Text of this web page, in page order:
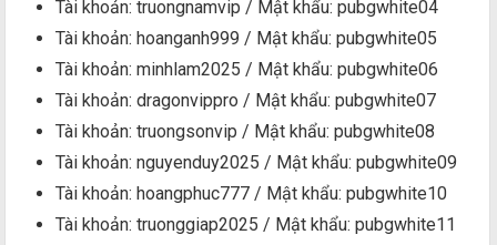
Tài khoản: truongnamvip / Mật khẩu: pubgwhite04
Tài khoản: hoanganh999 / Mật khẩu: pubgwhite05
Tài khoản: minhlam2025 / Mật khẩu: pubgwhite06
Tài khoản: dragonvippro / Mật khẩu: pubgwhite07
Tài khoản: truongsonvip / Mật khẩu: pubgwhite08
Tài khoản: nguyenduy2025 / Mật khẩu: pubgwhite09
Tài khoản: hoangphuc777 / Mật khẩu: pubgwhite10
Tài khoản: truonggiap2025 / Mật khẩu: pubgwhite11